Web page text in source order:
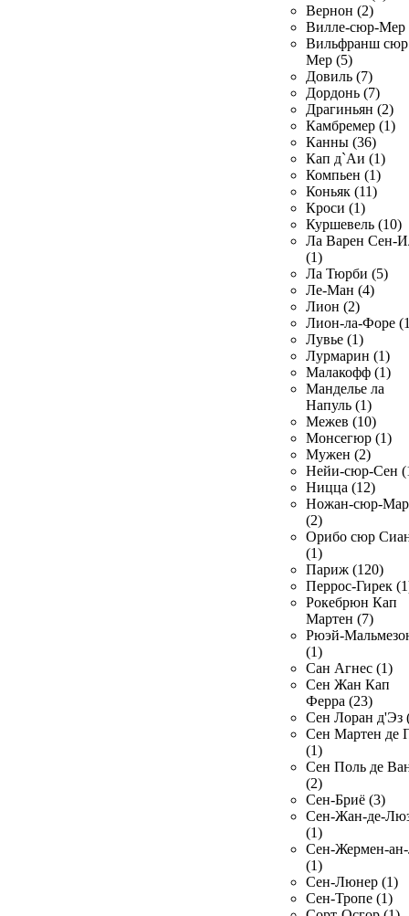
Вернон (2)
Вилле-сюр-Мер
Вильфранш сюр
Мер (5)
Довиль (7)
Дордонь (7)
Драгиньян (2)
Камбремер (1)
Канны (36)
Кап д`Аи (1)
Компьен (1)
Коньяк (11)
Кроси (1)
Куршевель (10)
Ла Варен Сен-
(1)
Ла Тюрби (5)
Ле-Ман (4)
Лион (2)
Лион-ла-Форе
Лувье (1)
Лурмарин (1)
Малакофф (1)
Манделье ла
Напуль (1)
Межев (10)
Монсегюр (1)
Мужен (2)
Нейи-сюр-Сен
Ницца (12)
Ножан-сюр-
(2)
Орибо сюр
(1)
Париж (120)
Перрос-Гирек
Рокебрюн Кап
Мартен (7)
Рюэй-
(1)
Сан Агнес (1)
Сен Жан Кап
Ферра (23)
Сен Лоран д'Эз
Сен Мартен де
(1)
Сен Поль де
(2)
Сен-Бриё (3)
Сен-Жан-де-
(1)
Сен-Жермен-
(1)
Сен-Люнер (1)
Сен-Тропе (1)